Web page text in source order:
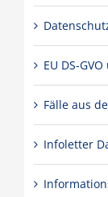
EU DS-
Fälle aus
Infoletter